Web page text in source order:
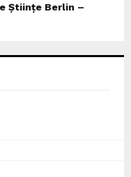
Științe Berlin –